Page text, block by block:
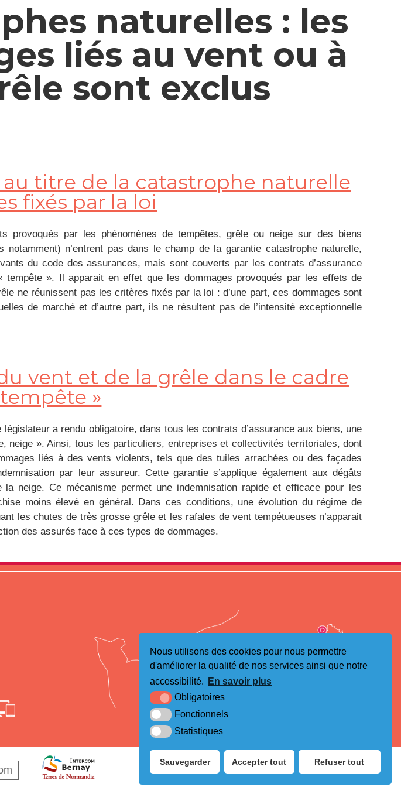
Nous utilisons des cookies pour nous permettre
d'améliorer la qualité de nos services ainsi que notre
accessibilité.
En savoir plus
Obligatoires
Fonctionnels
Statistiques
Sauvegarder Accepter tout Refuser tout
naturelles : les
liés au vent ou à
sont exclus
au titre de la catastrophe naturelle
fixés par la loi
provoqués par les phénomènes de tempêtes, grêle ou neige sur des biens
notamment) n’entrent pas dans le champ de la garantie catastrophe naturelle,
du code des assurances, mais sont couverts par les contrats d’assurance
tempête ». Il apparait en effet que les dommages provoqués par les effets de
ne réunissent pas les critères fixés par la loi : d’une part, ces dommages sont
de marché et d’autre part, ils ne résultent pas de l’intensité exceptionnelle
vent et de la grêle dans le cadre
»
a rendu obligatoire, dans tous les contrats d’assurance aux biens, une
neige ». Ainsi, tous les particuliers, entreprises et collectivités territoriales, dont
liés à des vents violents, tels que des tuiles arrachées ou des façades
par leur assureur. Cette garantie s’applique également aux dégâts
neige. Ce mécanisme permet une indemnisation rapide et efficace pour les
moins élevé en général. Dans ces conditions, une évolution du régime de
les chutes de très grosse grêle et les rafales de vent tempétueuses n’apparait
des assurés face à ces types de dommages.